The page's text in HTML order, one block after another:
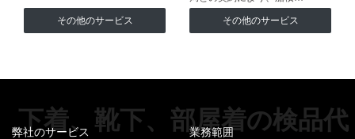
その他のサービス その他のサービス
下着、靴下、部屋着の検品代
弊社のサービス 業務範囲